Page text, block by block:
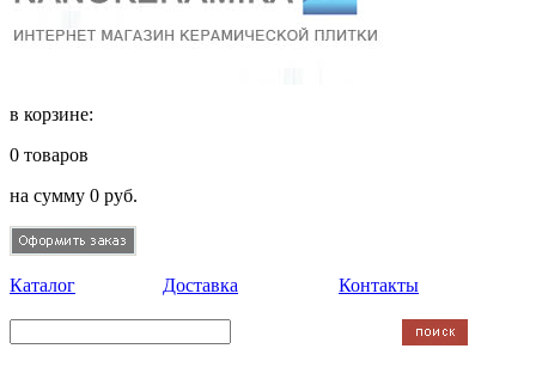
в корзине:
0 товаров
на сумму 0 руб.
Каталог Доставка Контакты